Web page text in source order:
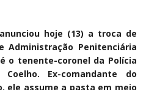
hoje (13) a troca de
Administração Penitenciária
o tenente-coronel da Polícia
Ex-comandante do
ele assume a pasta em meio